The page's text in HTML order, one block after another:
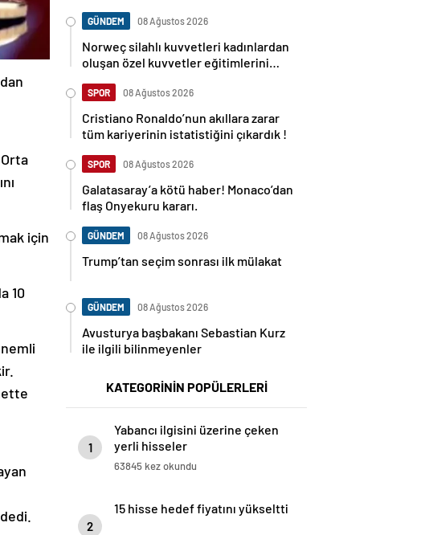
için
10
GÜNDEM 08 Ağustos 2026
Norweç silahlı kuvvetleri kadınlardan
oluşan özel kuvvetler eğitimlerini
SPOR 08 Ağustos 2026
Cristiano Ronaldo’nun akıllara zarar
tüm kariyerinin istatistiğini çıkardık !
SPOR 08 Ağustos 2026
Galatasaray’a kötü haber! Monaco’dan
flaş Onyekuru kararı.
GÜNDEM 08 Ağustos 2026
Trump’tan seçim sonrası ilk mülakat
GÜNDEM 08 Ağustos 2026
Avusturya başbakanı Sebastian Kurz
ile ilgili bilinmeyenler
KATEGORİNİN POPÜLERLERİ
1
Yabancı ilgisini üzerine çeken
yerli hisseler
63845 kez okundu
2
15 hisse hedef fiyatını yükseltti